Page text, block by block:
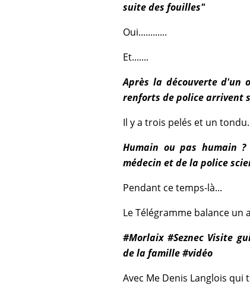
suite des fouilles"
Oui............
Et.......
Après la découverte d'un
renforts de police arrivent
Il y a trois pelés et un tondu.
Humain ou pas humain
médecin et de la police
Pendant ce temps-là...
Le Télégramme balance un
#Morlaix #Seznec Visite
de la famille #vidéo
Avec Me Denis Langlois